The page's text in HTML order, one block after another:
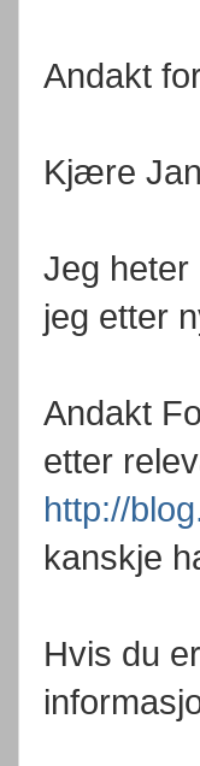
Andakt
Kjære
Jeg heter
jeg etter
Andakt
etter
http://
kanskje
Hvis du